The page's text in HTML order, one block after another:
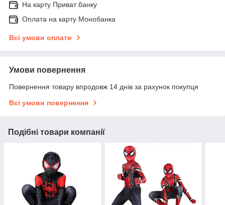
На карту Приват банку
Оплата на карту Монобанка
Всі умови оплати
Умови повернення
Повернення товару впродовж 14 днів за рахунок покупця
Всі умови повернення
Подібні товари компанії